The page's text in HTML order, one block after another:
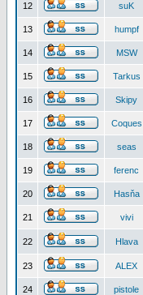
12 suK
13 humpf
14 MSW
15 Tarkus
16 Skipy
17 Coques
18 seas
19 ferenc
20 Hasňa
21 vivi
22 Hlava
23 ALEX
24 pistole